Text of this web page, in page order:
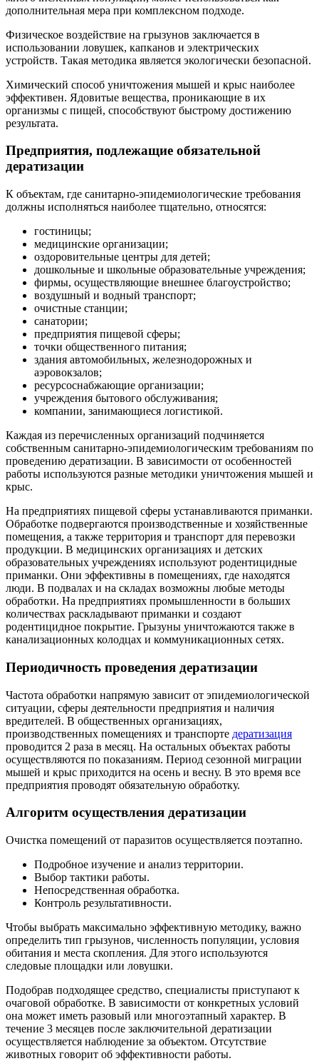
дополнительная мера при комплексном подходе.
Физическое воздействие на грызунов заключается в
использовании ловушек, капканов и электрических
устройств. Такая методика является экологически безопасной.
Химический способ уничтожения мышей и крыс наиболее
эффективен. Ядовитые вещества, проникающие в их
организмы с пищей, способствуют быстрому достижению
результата.
Предприятия, подлежащие обязательной
дератизации
К объектам, где санитарно-эпидемиологические требования
должны исполняться наиболее тщательно, относятся:
гостиницы;
медицинские организации;
оздоровительные центры для детей;
дошкольные и школьные образовательные учреждения;
фирмы, осуществляющие внешнее благоустройство;
воздушный и водный транспорт;
очистные станции;
санатории;
предприятия пищевой сферы;
точки общественного питания;
здания автомобильных, железнодорожных и
аэровокзалов;
ресурсоснабжающие организации;
учреждения бытового обслуживания;
компании, занимающиеся логистикой.
Каждая из перечисленных организаций подчиняется
собственным санитарно-эпидемиологическим требованиям по
проведению дератизации. В зависимости от особенностей
работы используются разные методики уничтожения мышей и
крыс.
На предприятиях пищевой сферы устанавливаются приманки.
Обработке подвергаются производственные и хозяйственные
помещения, а также территория и транспорт для перевозки
продукции. В медицинских организациях и детских
образовательных учреждениях используют родентицидные
приманки. Они эффективны в помещениях, где находятся
люди. В подвалах и на складах возможны любые методы
обработки. На предприятиях промышленности в больших
количествах раскладывают приманки и создают
родентицидное покрытие. Грызуны уничтожаются также в
канализационных колодцах и коммуникационных сетях.
Периодичность проведения дератизации
Частота обработки напрямую зависит от эпидемиологической
ситуации, сферы деятельности предприятия и наличия
вредителей. В общественных организациях,
производственных помещениях и транспорте дератизация
проводится 2 раза в месяц. На остальных объектах работы
осуществляются по показаниям. Период сезонной миграции
мышей и крыс приходится на осень и весну. В это время все
предприятия проводят обязательную обработку.
Алгоритм осуществления дератизации
Очистка помещений от паразитов осуществляется поэтапно.
Подробное изучение и анализ территории.
Выбор тактики работы.
Непосредственная обработка.
Контроль результативности.
Чтобы выбрать максимально эффективную методику, важно
определить тип грызунов, численность популяции, условия
обитания и места скопления. Для этого используются
следовые площадки или ловушки.
Подобрав подходящее средство, специалисты приступают к
очаговой обработке. В зависимости от конкретных условий
она может иметь разовый или многоэтапный характер. В
течение 3 месяцев после заключительной дератизации
осуществляется наблюдение за объектом. Отсутствие
животных говорит об эффективности работы.